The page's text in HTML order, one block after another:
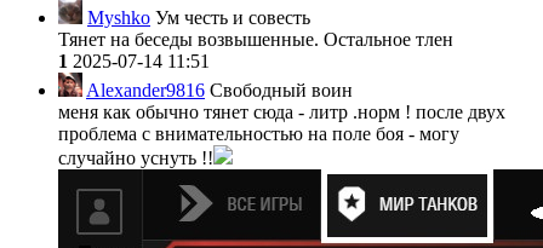
Myshko Ум честь и совесть
Тянет на беседы возвышенные. Остальное тлен
1 2025-07-14 11:51
Alexander9816 Свободный воин
меня как обычно тянет сюда - литр .норм ! после двух
проблема с внимательностью на поле боя - могу
случайно уснуть !!